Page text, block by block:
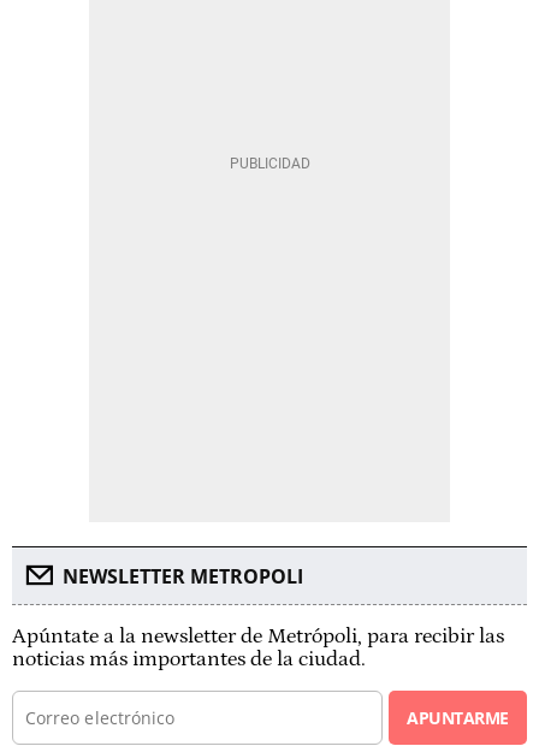
NEWSLETTER METROPOLI
Apúntate a la newsletter de Metrópoli, para recibir las
noticias más importantes de la ciudad.
APUNTARME